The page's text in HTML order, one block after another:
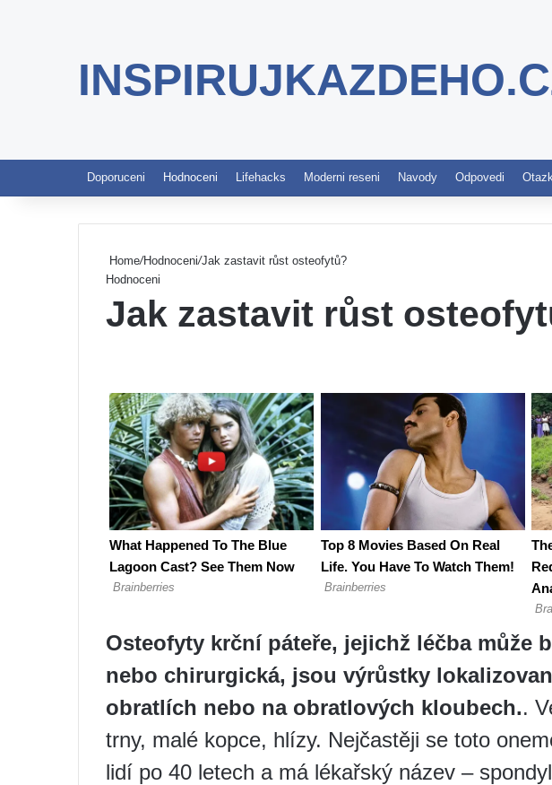
Doporuceni Hodnoceni Lifehacks Moderni reseni Navody Odpovedi
Home/Hodnoceni/Jak zastavit růst osteofytů?
Hodnoceni
Jak zastavit růst
Osteofyty krční páteře, jejichž léčba může
nebo chirurgická, jsou výrůstky
obratlích nebo na obratlových kloubech..
trny, malé kopce, hlízy. Nejčastěji se toto
lidí po 40 letech a má lékařský název –